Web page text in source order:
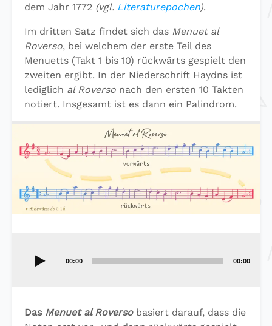
dem Jahr 1772 (vgl. Literaturepochen).
Im dritten Satz findet sich das Menuet al
Roverso, bei welchem der erste Teil des
Menuetts (Takt 1 bis 10) rückwärts gespielt den
zweiten ergibt. In der Niederschrift Haydns ist
lediglich al Roverso nach den ersten 10 Takten
notiert. Insgesamt ist es dann ein Palindrom.
Player
00:00 00:00
Das Menuet al Roversobasiert darauf, dass die